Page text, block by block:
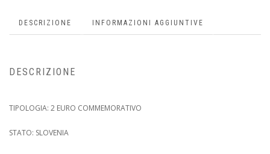
DESCRIZIONE INFORMAZIONI AGGIUNTIVE
DESCRIZIONE
TIPOLOGIA: 2 EURO COMMEMORATIVO
STATO: SLOVENIA